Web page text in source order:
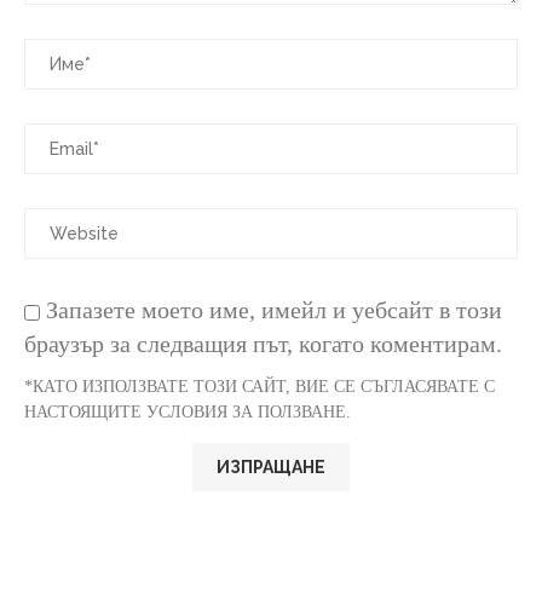
Запазете моето име, имейл и уебсайт в този
браузър за следващия път, когато коментирам.
*КАТО ИЗПОЛЗВАТЕ ТОЗИ САЙТ, ВИЕ СЕ СЪГЛАСЯВАТЕ С
НАСТОЯЩИТЕ УСЛОВИЯ ЗА ПОЛЗВАНЕ.